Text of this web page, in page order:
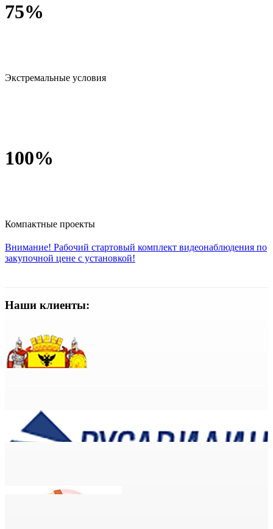
75%
Экстремальные условия
100%
Компактные проекты
Внимание! Рабочий стартовый комплект видеонаблюдения по
закупочной цене с установкой!
Наши клиенты: